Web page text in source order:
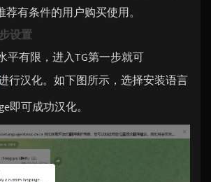
荐有条件的用户购买使用。
设置
平有限，进入TG第一步就可
行汉化。如下图所示，选择安装语言
即可成功汉化。